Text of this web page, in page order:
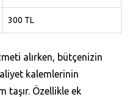
300 TL
alırken, bütçenizin
kalemlerinin
taşır. Özellikle ek